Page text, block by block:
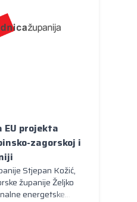
EU projekta
zagorskoj i
Stjepan Kožić,
županije Željko
energetske